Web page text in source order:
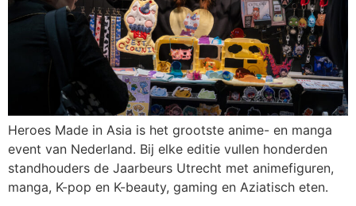
Heroes Made in Asia is het grootste anime- en manga
event van Nederland. Bij elke editie vullen honderden
standhouders de Jaarbeurs Utrecht met animefiguren,
manga, K-pop en K-beauty, gaming en Aziatisch eten.